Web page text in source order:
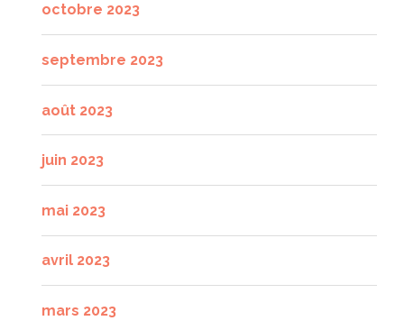
octobre 2023
septembre 2023
août 2023
juin 2023
mai 2023
avril 2023
mars 2023